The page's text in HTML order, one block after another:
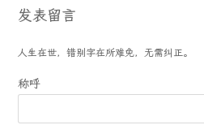
发表留言
人生在世，错别字在所难免，无需纠正。
称呼